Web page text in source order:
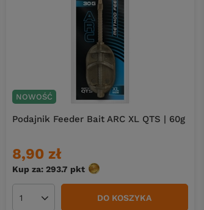
NOWOŚĆ
Podajnik Feeder Bait ARC XL QTS | 60g
8,90 zł
Kup za: 293.7 pktpunktów
Ilość produktów DO KOSZYKA